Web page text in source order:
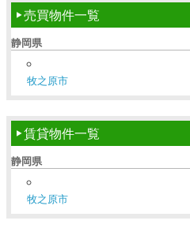
売買物件一覧
静岡県
牧之原市
賃貸物件一覧
静岡県
牧之原市